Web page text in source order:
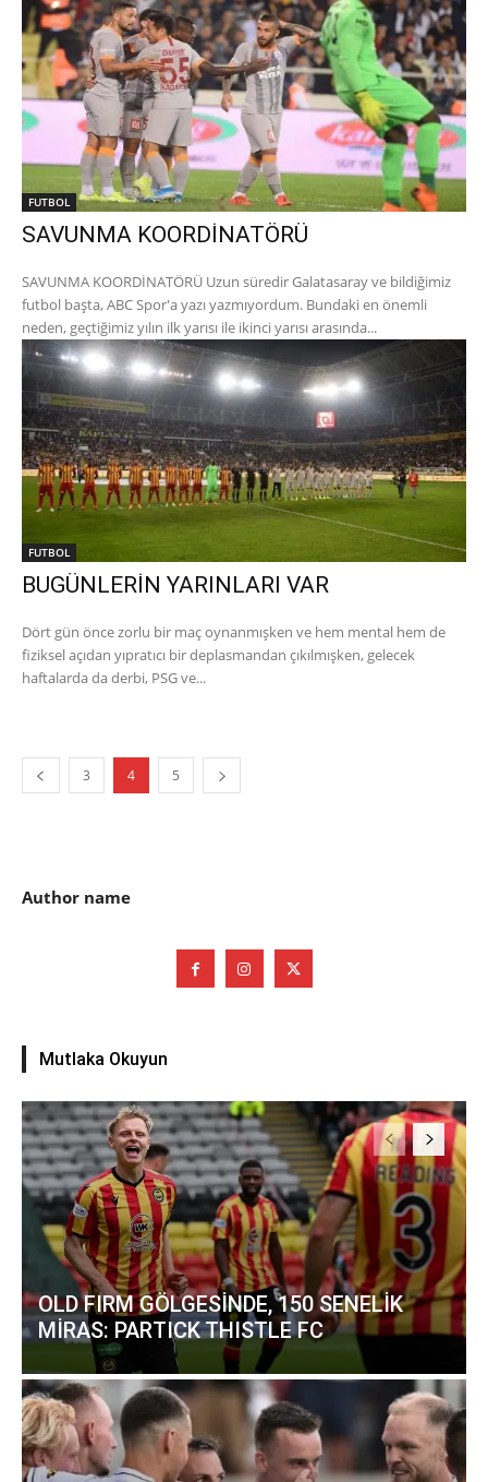
FUTBOL
SAVUNMA KOORDİNATÖRÜ
SAVUNMA KOORDİNATÖRÜ Uzun süredir Galatasaray ve bildiğimiz
futbol başta, ABC Spor'a yazı yazmıyordum. Bundaki en önemli
neden, geçtiğimiz yılın ilk yarısı ile ikinci yarısı arasında...
FUTBOL
BUGÜNLERİN YARINLARI VAR
Dört gün önce zorlu bir maç oynanmışken ve hem mental hem de
fiziksel açıdan yıpratıcı bir deplasmandan çıkılmışken, gelecek
haftalarda da derbi, PSG ve...
3 4 5
Author name
Mutlaka Okuyun
OLD FIRM GÖLGESİNDE, 150 SENELİK
MİRAS: PARTICK THISTLE FC